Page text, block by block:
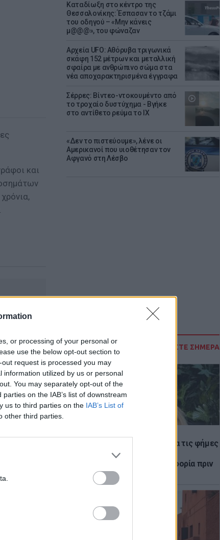
or processing of your personal or
use the below opt-out section to
request is processed you may
utilized by us or personal
You may separately opt-out of the
on the IAB’s list of downstream
us to third parties on the IAB’s List of
other third parties.
Καταδίωξη στο κέντρο της
Θεσσαλονίκης: Έσπασαν το τζάμι
του οδηγού – «Μην κάνεις
μ@@@», του φώναζαν
Αρχεία UFO: Αθόρυβα τριγωνικά
σκάφη 152 μέτρων και μεταλλική
σφαίρα με ανθρώπινο σώμα στα
νέα αποχαρακτηρισμένα έγγραφα
Σέρρες: Βίντεο-ντοκουμέντο από
το τροχαίο δυστύχημα - Βγήκε
στο αντίθετο ρεύμα το ΙΧ
«Δεν το πιστεύουμε», λένε οι
Αμερικανοί που υιοθέτησαν τον
Αφγανό στη Λέσβο
ΔΙΑΒΑΣΤΕ ΣΗΜΕΡΑ
Η Ελένη Βουλγαράκη ξεσπά για τις φήμες
χωρισμού με τον Ιωαννίδη:
«Διασταυρώστε καμία πληροφορία πριν
εκτοξεύσετε τη βλακεία σας»
και
τα